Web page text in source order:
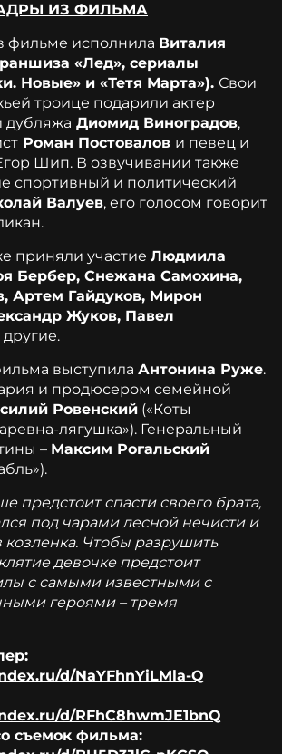
ИЗ ФИЛЬМА
фильме исполнила Виталия
«Лед», сериалы
Новые» и «Тетя Марта»). Свои
троице подарили актер
дубляжа Диомид Виноградов,
Роман Постовалов и певец и
Шип. В озвучивании также
спортивный и политический
Валуев, его голосом говорит
приняли участие Людмила
Бербер, Снежана Самохина,
Артем Гайдуков, Мирон
Жуков, Павел
другие.
выступила Антонина Руже.
и продюсером семейной
Ровенский («Коты
лягушка»). Генеральный
– Максим Рогальский
предстоит спасти своего брата,
под чарами лесной нечисти и
козленка. Чтобы разрушить
девочке предстоит
с самыми известными с
героями – тремя
d/NaYFhnYiLMla-Q
d/RFhC8hwmJE1bnQ
съемок фильма: